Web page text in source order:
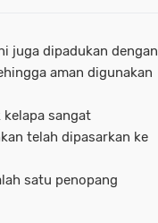
juga dipadukan dengan
aman digunakan
sangat
telah dipasarkan ke
satu penopang